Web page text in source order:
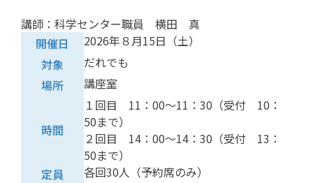
講師：科学センター職員 横田 真
開催日
2026年８月15日（土）
対象
だれでも
場所
講座室
時間
１回目 11：00〜11：30（受付 10：
50まで）
２回目 14：00〜14：30（受付 13：
50まで）
定員
各回30人（予約席のみ）